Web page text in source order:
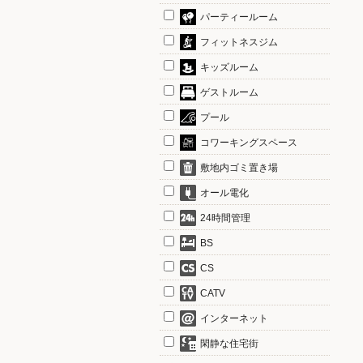
パーティールーム
フィットネスジム
キッズルーム
ゲストルーム
プール
コワーキングスペース
敷地内ゴミ置き場
オール電化
24時間管理
BS
CS
CATV
インターネット
閑静な住宅街